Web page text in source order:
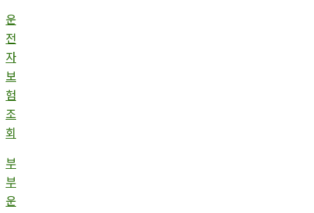
운
전
자
보
험
조
회
부
부
운